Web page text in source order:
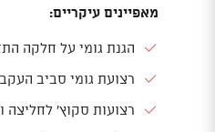
מאפיינים עיקריים:
הגנת גומי על חלקה
רצועת גומי סביב
רצועות סקוץ' לחליצה